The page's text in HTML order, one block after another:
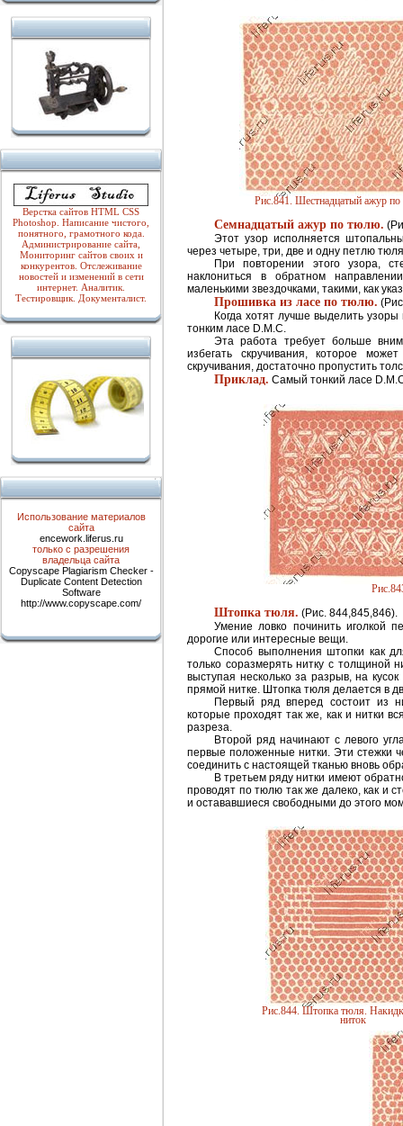
Верстка сайтов HTML CSS
Photoshop. Написание чистого,
понятного, грамотного кода.
Администрирование сайта,
Мониторинг сайтов своих и
конкурентов. Отслеживание
новостей и изменений в сети
интернет. Аналитик.
Тестировщик. Документалист.
Использование материалов
сайта
encework.liferus.ru
только с разрешения
владельца сайта
Copyscape Plagiarism Checker -
Duplicate Content Detection
Software
http://www.copyscape.com/
Рис.841. Шестнадцатый ажур
Семнадцатый ажур по тюлю.
Этот узор исполняется
через четыре, три, две и одну петлю
При повторении этого узора,
наклониться в обратном
маленькими звездочками, такими, как
Прошивка из ласе по тюлю.
Когда хотят лучше выделить
тонким ласе D.M.C.
Эта работа требует больше
избегать скручивания, которое
скручивания, достаточно пропустить
Приклад. Самый тонкий ласе
Штопка тюля. (Рис. 844,845,846).
Умение ловко починить иголкой
дорогие или интересные вещи.
Способ выполнения штопки как
только соразмерять нитку с толщиной
выступая несколько за разрыв, на
прямой нитке. Штопка тюля делается в
Первый ряд вперед состоит из
которые проходят так же, как и нитки
разреза.
Второй ряд начинают с левого
первые положенные нитки. Эти стежки
соединить с настоящей тканью вновь
В третьем ряду нитки имеют
проводят по тюлю так же далеко, как и
и остававшиеся свободными до этого
Рис.844. Штопка тюля.
ниток